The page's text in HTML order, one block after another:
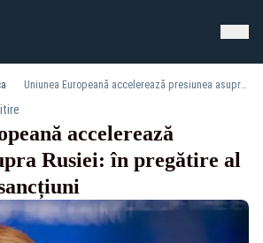
Uniunea Europeană accelerează presiunea asupra Rusiei: în pregătire al 21-lea set de sancțiuni
accelerează
Rusiei: în pregătire al